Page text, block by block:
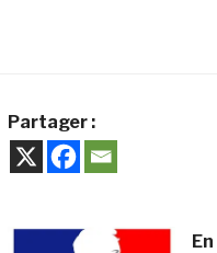
Partager :